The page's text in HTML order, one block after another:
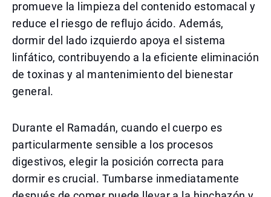
promueve la limpieza del contenido estomacal y
reduce el riesgo de reflujo ácido. Además,
dormir del lado izquierdo apoya el sistema
linfático, contribuyendo a la eficiente eliminación
de toxinas y al mantenimiento del bienestar
general.
Durante el Ramadán, cuando el cuerpo es
particularmente sensible a los procesos
digestivos, elegir la posición correcta para
dormir es crucial. Tumbarse inmediatamente